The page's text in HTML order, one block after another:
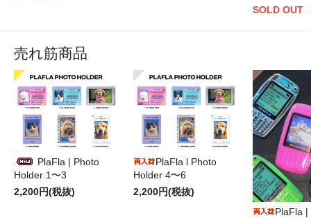
SOLD OUT
売れ筋商品
PlaFla | Photo
Holder 1〜3
2,200円(税抜)
PlaFla l Photo
Holder 4〜6
2,200円(税抜)
PlaFla